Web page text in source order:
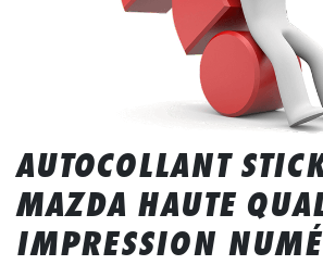
AUTOCOLLANT
MAZDA HAUTE
IMPRESSION